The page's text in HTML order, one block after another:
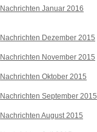
Nachrichten Januar 2016
Nachrichten Dezember 2015
Nachrichten November 2015
Nachrichten Oktober 2015
Nachrichten September 2015
Nachrichten August 2015